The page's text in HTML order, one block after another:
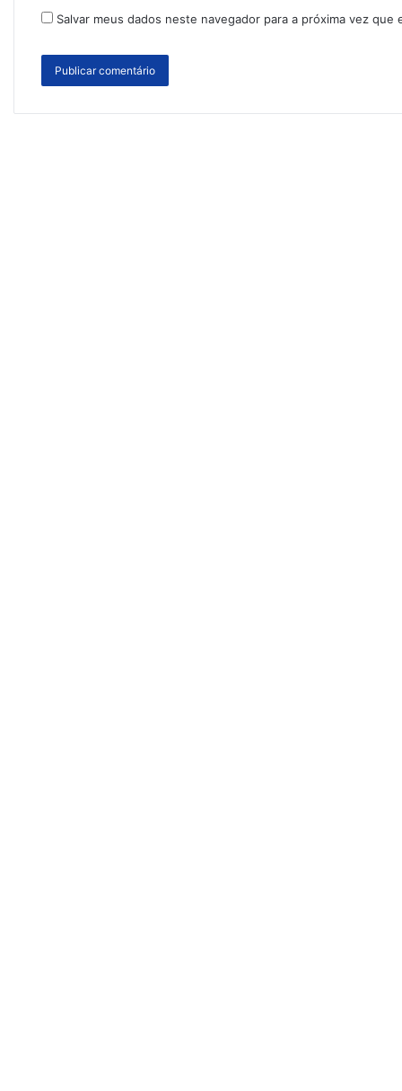
Salvar meus dados neste navegador para a próxima vez que